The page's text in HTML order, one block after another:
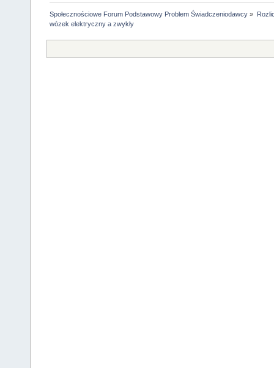
Społecznościowe Forum Podstawowy Problem Świadczeniodawcy »
wózek elektryczny a zwykły